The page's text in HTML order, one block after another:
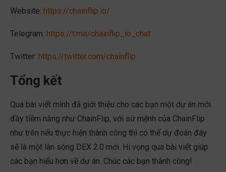
Website: https://chainflip.io/
Telegram: https://t.me/chainflip_io_chat
Twitter: https://twitter.com/chainflip
Tổng kết
Qua bài viết mình đã giới thiệu cho các bạn một dự án mới
đầy tiềm năng như ChainFlip, với sứ mệnh của ChainFlip
như trên nếu thực hiện thành công thì có thể dự đoán đáy
sẽ là một làn sóng DEX 2.0 mới. Hi vọng qua bài viết giúp
các bạn hiểu hơn về dự án. Chúc các bạn thành công!